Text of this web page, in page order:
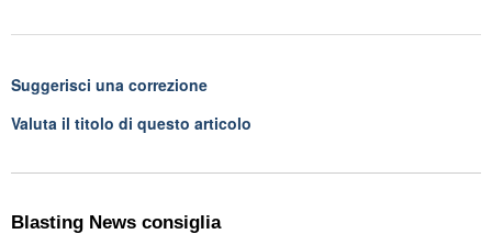
Suggerisci una correzione
Valuta il titolo di questo articolo
Blasting News consiglia